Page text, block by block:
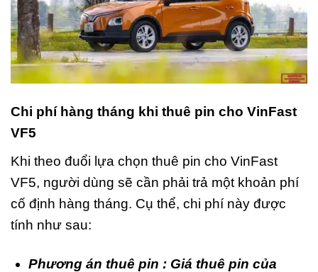
Chi phí hàng tháng khi thuê pin cho VinFast
VF5
Khi theo đuổi lựa chọn thuê pin cho VinFast
VF5, người dùng sẽ cần phải trả một khoản phí
cố định hàng tháng. Cụ thể, chi phí này được
tính như sau:
Phương án thuê pin : Giá thuê pin của